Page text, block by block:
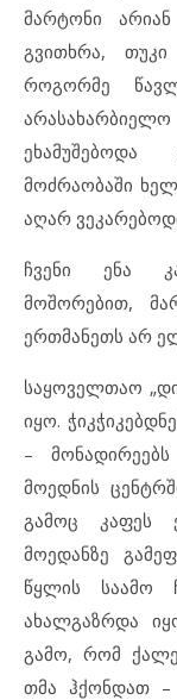
მარტონი
გვითხრა, თუკი
როგორმე
მოძრაობაში
აღარ
ჩვენი ენა
მოშორებით,
ერთმანეთს არ
საყოველთაო
იყო.
–
მოედნის
გამოც კაფეს
მოედანზე
წყლის საამო
ახალგაზრდა
გამო, რომ
თმა ჰქონდათ –